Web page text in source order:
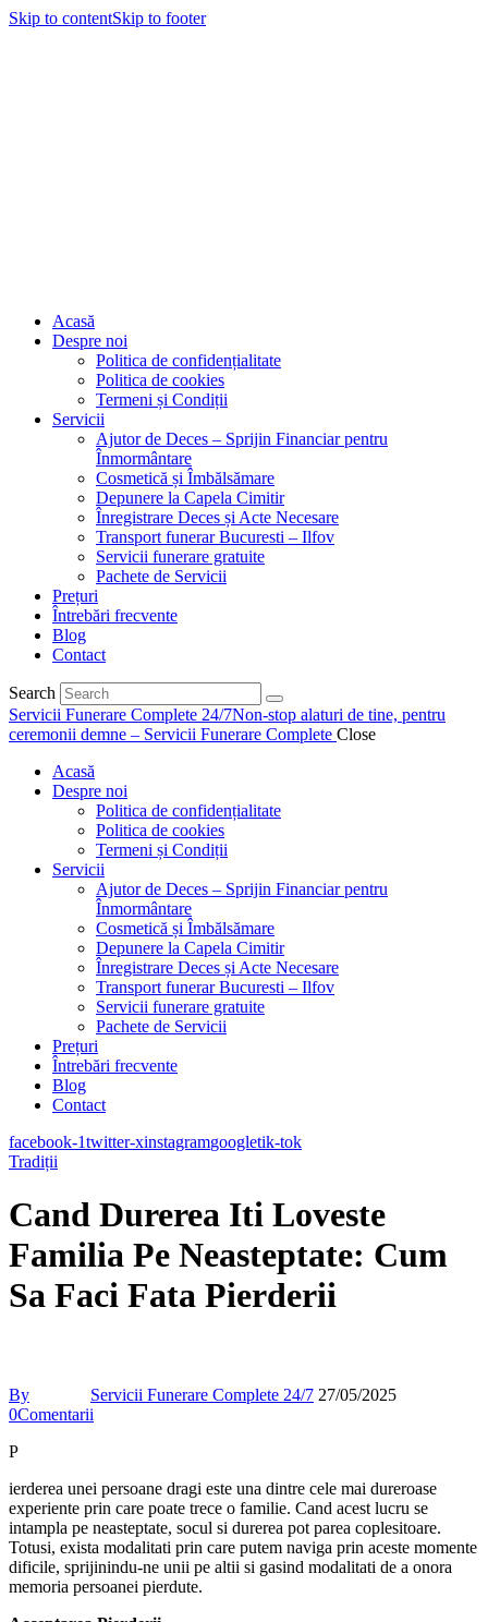
Skip to contentSkip to footer
Acasă
Despre noi
Politica de confidențialitate
Politica de cookies
Termeni și Condiții
Servicii
Ajutor de Deces – Sprijin Financiar pentru
Înmormântare
Cosmetică și Îmbălsămare
Depunere la Capela Cimitir
Înregistrare Deces și Acte Necesare
Transport funerar Bucuresti – Ilfov
Servicii funerare gratuite
Pachete de Servicii
Prețuri
Întrebări frecvente
Blog
Contact
Search
Servicii Funerare Complete 24/7Non-stop alaturi de tine, pentru
ceremonii demne – Servicii Funerare Complete Close
Acasă
Despre noi
Politica de confidențialitate
Politica de cookies
Termeni și Condiții
Servicii
Ajutor de Deces – Sprijin Financiar pentru
Înmormântare
Cosmetică și Îmbălsămare
Depunere la Capela Cimitir
Înregistrare Deces și Acte Necesare
Transport funerar Bucuresti – Ilfov
Servicii funerare gratuite
Pachete de Servicii
Prețuri
Întrebări frecvente
Blog
Contact
facebook-1twitter-xinstagramgoogletik-tok
Tradiții
Cand Durerea Iti Loveste
Familia Pe Neasteptate: Cum
Sa Faci Fata Pierderii
By Servicii Funerare Complete 24/7 27/05/2025
0Comentarii
P
ierderea unei persoane dragi este una dintre cele mai dureroase
experiente prin care poate trece o familie. Cand acest lucru se
intampla pe neasteptate, socul si durerea pot parea coplesitoare.
Totusi, exista modalitati prin care putem naviga prin aceste momente
dificile, sprijinindu-ne unii pe altii si gasind modalitati de a onora
memoria persoanei pierdute.